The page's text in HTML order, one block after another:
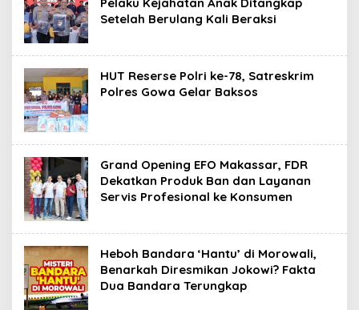
Setelah Berulang Kali Beraksi
HUT Reserse Polri ke-78, Satreskrim
Polres Gowa Gelar Baksos
Grand Opening EFO Makassar, FDR
Dekatkan Produk Ban dan Layanan
Servis Profesional ke Konsumen
Heboh Bandara ‘Hantu’ di Morowali,
Benarkah Diresmikan Jokowi? Fakta
Dua Bandara Terungkap